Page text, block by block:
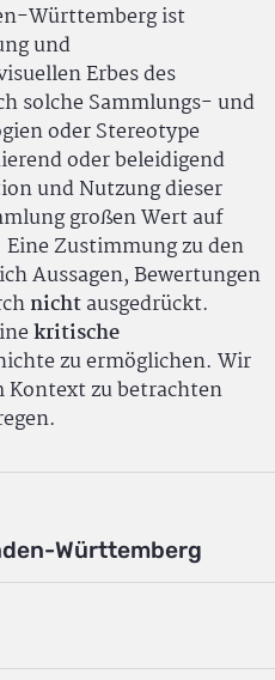
Württemberg ist
und
Erbes des
solche Sammlungs- und
oder Stereotype
oder beleidigend
und Nutzung dieser
großen Wert auf
Eine Zustimmung zu den
Aussagen, Bewertungen
nichtausgedrückt.
kritische
zu ermöglichen. Wir
Kontext zu betrachten
Württemberg